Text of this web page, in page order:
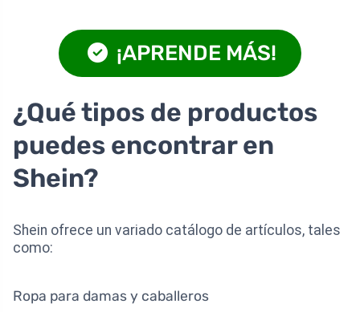
¡APRENDE MÁS!
¿Qué tipos de productos
puedes encontrar en
Shein?
Shein ofrece un variado catálogo de artículos, tales
como:
Ropa para damas y caballeros